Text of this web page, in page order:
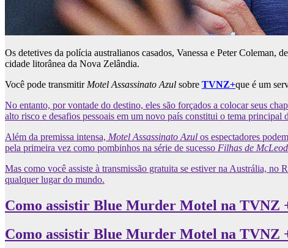
Os detetives da polícia australianos casados, Vanessa e Peter Coleman,
cidade litorânea da Nova Zelândia.
Você pode transmitirMotel Assassinato Azul sobre TVNZ+que é um
No entanto, por vontade do destino, eles são forçados a colocar seus
alto risco e desafios pessoais em um novo país constitui o tema
Além da premissa intensa, Motel Assassinato Azul os espectadores
pela primeira vez como pombinhos na série de sucesso Filhas de McLeod
Mas como você assiste à transmissão gratuita se estiver na Austrália,
qualquer lugar do mundo.
Como assistir Blue Murder Motel na TVNZ
Como assistir Blue Murder Motel na TVNZ